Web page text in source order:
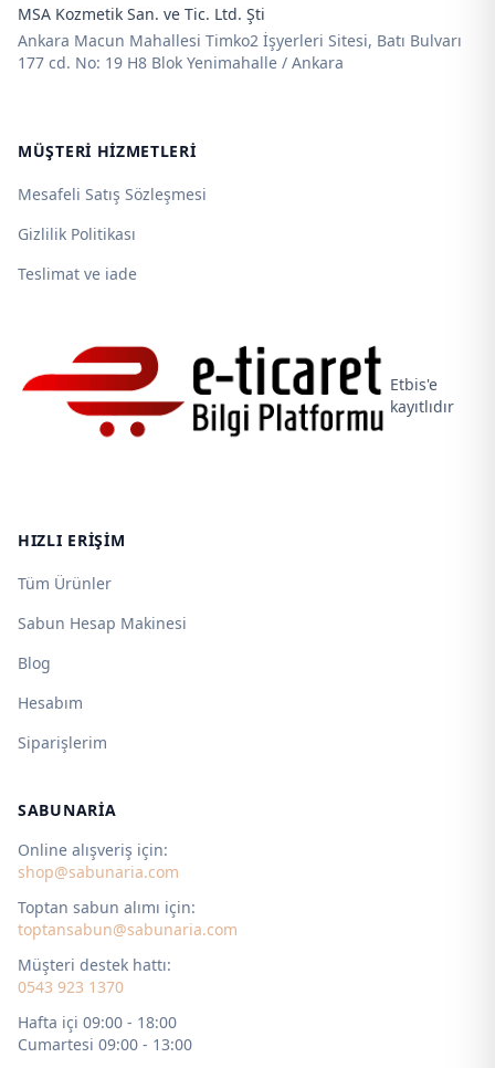
MSA Kozmetik San. ve Tic. Ltd. Şti
Ankara Macun Mahallesi Timko2 İşyerleri Sitesi, Batı Bulvarı
177 cd. No: 19 H8 Blok Yenimahalle / Ankara
MÜŞTERI HIZMETLERI
Mesafeli Satış Sözleşmesi
Gizlilik Politikası
Teslimat ve iade
Etbis'e
kayıtlıdır
HIZLI ERIŞIM
Tüm Ürünler
Sabun Hesap Makinesi
Blog
Hesabım
Siparişlerim
SABUNARIA
Online alışveriş için:
shop@sabunaria.com
Toptan sabun alımı için:
toptansabun@sabunaria.com
Müşteri destek hattı:
0543 923 1370
Hafta içi 09:00 - 18:00
Cumartesi 09:00 - 13:00